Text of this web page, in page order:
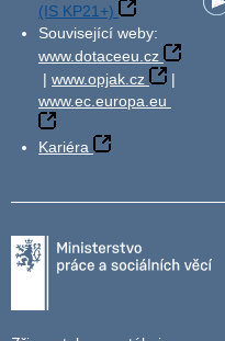
(IS KP21+)
Související weby:
www.dotaceeu.cz
| www.opjak.cz
|
www.ec.europa.eu
Kariéra